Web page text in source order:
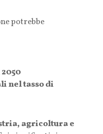
potrebbe
nel tasso di
agricoltura e